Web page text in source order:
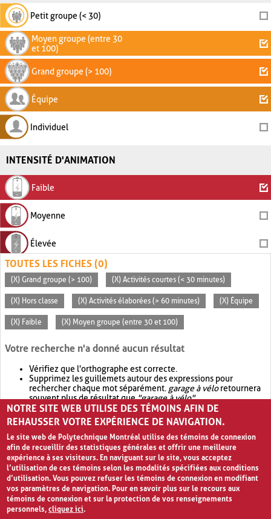
Petit groupe (< 30)
Moyen groupe (entre 30
et 100)
Grand groupe (> 100)
Équipe
Individuel
INTENSITÉ D'ANIMATION
Faible
Moyenne
Élevée
TOUTES LES FICHES (0)
(X) Grand groupe (> 100) (X) Activités courtes (< 30 minutes)
(X) Hors classe (X) Activités élaborées (> 60 minutes) (X) Équipe
(X) Faible (X) Moyen groupe (entre 30 et 100)
Votre recherche n'a donné aucun résultat
Vérifiez que l'orthographe est correcte.
Supprimez les guillemets autour des expressions pour
rechercher chaque mot séparément. garage à véloretournera
souvent plus de résultat que"garage à vélo".
Envisagez d'élargir votre recherche avec OR.garage OR vélo
retournera souvent plus de résultat quegarage à vélo
NOTRE SITE WEB UTILISE DES TÉMOINS AFIN DE
REHAUSSER VOTRE EXPÉRIENCE DE NAVIGATION.
Le site web de Polytechnique Montréal utilise des témoins de connexion
afin de recueillir des statistiques générales et offrir une meilleure
expérience à ses visiteurs. En naviguant sur le site, vous acceptez
l’utilisation de ces témoins selon les modalités spécifiées aux conditions
d’utilisation. Vous pouvez refuser les témoins de connexion en modifiant
vos paramètres de navigation. Pour en savoir plus sur le recours aux
témoins de connexion et sur la protection de vos renseignements
personnels,cliquez ici.